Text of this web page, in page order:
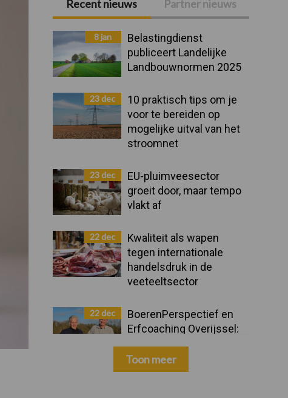
Primaire
Sidebar
Recent nieuws Partner nieuws
8 jan
Belastingdienst
publiceert Landelijke
Landbouwnormen 2025
23 dec
10 praktisch tips om je
voor te bereiden op
mogelijke uitval van het
stroomnet
23 dec
EU-pluimveesector
groeit door, maar tempo
vlakt af
22 dec
Kwaliteit als wapen
tegen internationale
handelsdruk in de
veeteeltsector
22 dec
BoerenPerspectief en
Erfcoaching Overijssel:
ondersteuning bij grote
keuzes
Toon meer